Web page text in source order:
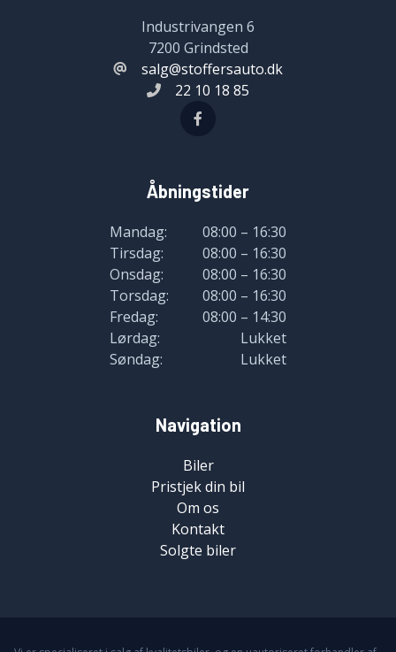
Industrivangen 6
7200 Grindsted
salg@stoffersauto.dk
22 10 18 85
Åbningstider
Mandag:
08:00 – 16:30
Tirsdag:
08:00 – 16:30
Onsdag:
08:00 – 16:30
Torsdag:
08:00 – 16:30
Fredag:
08:00 – 14:30
Lørdag:
Lukket
Søndag:
Lukket
Navigation
Biler
Pristjek din bil
Om os
Kontakt
Solgte biler